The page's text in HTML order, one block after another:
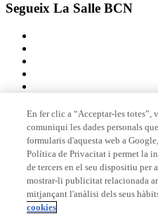
Segueix La Salle BCN
Membre de
Acreditacions
En fer clic a “Acceptar-les totes”,
comuniqui les dades personals
formularis d'aquesta web a
Política de Privacitat i permet la
de tercers en el seu dispositiu per
mostrar-li publicitat relacionada
mitjançant l'anàlisi dels seus
cookies